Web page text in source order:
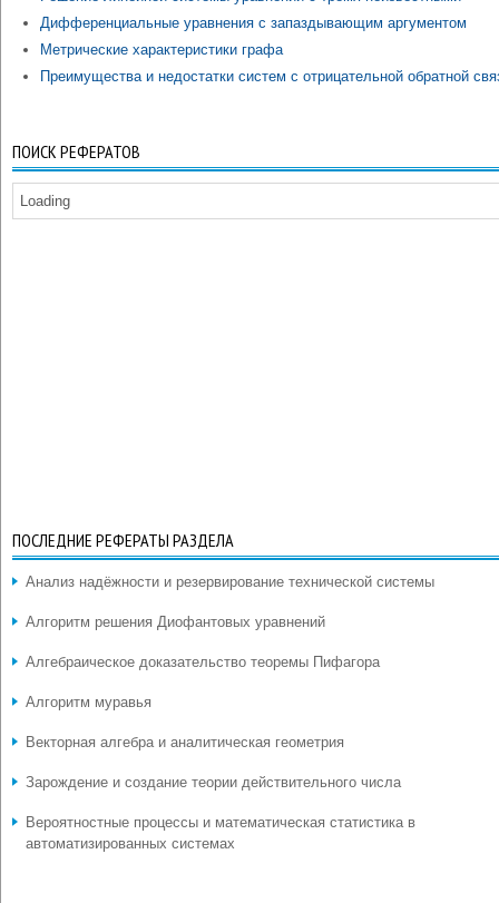
Дифференциальные уравнения с запаздывающим аргументом
Метрические характеристики графа
Преимущества и недостатки систем с отрицательной обратной
ПОИСК РЕФЕРАТОВ
Loading
ПОСЛЕДНИЕ РЕФЕРАТЫ РАЗДЕЛА
Анализ надёжности и резервирование технической системы
Алгоритм решения Диофантовых уравнений
Алгебраическое доказательство теоремы Пифагора
Алгоритм муравья
Векторная алгебра и аналитическая геометрия
Зарождение и создание теории действительного числа
Вероятностные процессы и математическая статистика в
автоматизированных системах